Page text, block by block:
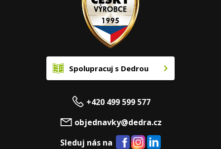
Spolupracuj s Dedrou
+420 499 599 577
objednavky@dedra.cz
Sleduj nás na